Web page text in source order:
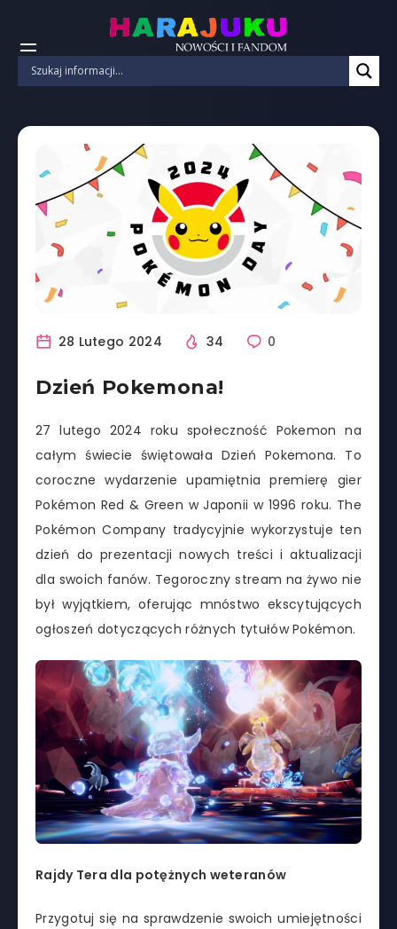
28 Lutego 2024 34 0
Dzień Pokemona!
27 lutego 2024 roku społeczność Pokemon na
całym świecie świętowała Dzień Pokemona. To
coroczne wydarzenie upamiętnia premierę gier
Pokémon Red & Green w Japonii w 1996 roku. The
Pokémon Company tradycyjnie wykorzystuje ten
dzień do prezentacji nowych treści i aktualizacji
dla swoich fanów. Tegoroczny stream na żywo nie
był wyjątkiem, oferując mnóstwo ekscytujących
ogłoszeń dotyczących różnych tytułów Pokémon.
Rajdy Tera dla potężnych weteranów
Przygotuj się na sprawdzenie swoich umiejętności